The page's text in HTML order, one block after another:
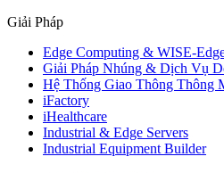
Giải Pháp
Edge Computing & WISE-
Giải Pháp Nhúng & Dịch Vụ
Hệ Thống Giao Thông Thông
iFactory
iHealthcare
Industrial & Edge Servers
Industrial Equipment Builder